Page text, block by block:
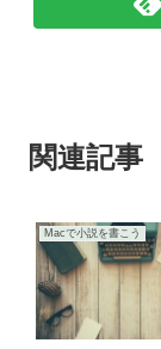
関連記事
Macで小説を書こう